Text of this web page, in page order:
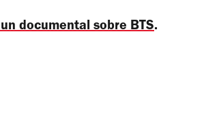
documental sobre BTS.